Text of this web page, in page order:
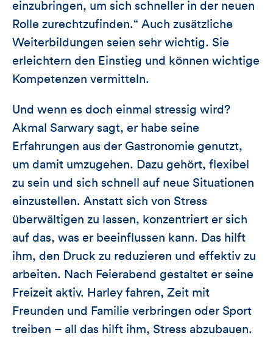
einzubringen, um sich schneller in der neuen
Rolle zurechtzufinden.“ Auch zusätzliche
Weiterbildungen seien sehr wichtig. Sie
erleichtern den Einstieg und können wichtige
Kompetenzen vermitteln.
Und wenn es doch einmal stressig wird?
Akmal Sarwary sagt, er habe seine
Erfahrungen aus der Gastronomie genutzt,
um damit umzugehen. Dazu gehört, flexibel
zu sein und sich schnell auf neue Situationen
einzustellen. Anstatt sich von Stress
überwältigen zu lassen, konzentriert er sich
auf das, was er beeinflussen kann. Das hilft
ihm, den Druck zu reduzieren und effektiv zu
arbeiten. Nach Feierabend gestaltet er seine
Freizeit aktiv. Harley fahren, Zeit mit
Freunden und Familie verbringen oder Sport
treiben – all das hilft ihm, Stress abzubauen.